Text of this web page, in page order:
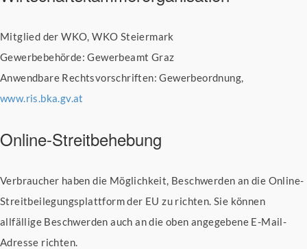
Mitglied der WKO, WKO Steiermark
Gewerbebehörde: Gewerbeamt Graz
Anwendbare Rechtsvorschriften: Gewerbeordnung,
www.ris.bka.gv.at
Online-Streitbehebung
Verbraucher haben die Möglichkeit, Beschwerden an die Online-
Streitbeilegungsplattform der EU zu richten. Sie können
allfällige Beschwerden auch an die oben angegebene E-Mail-
Adresse richten.